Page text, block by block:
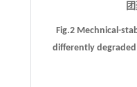
Fig.2 Mechnical-
differently